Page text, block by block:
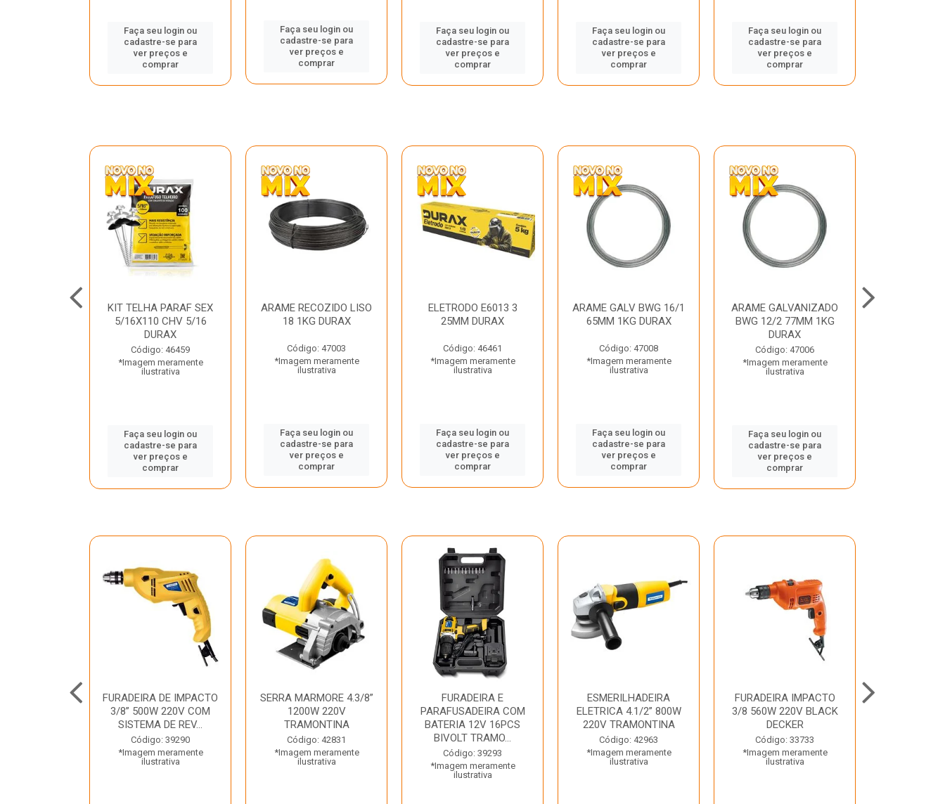
Faça seu login ou
cadastre-se para
ver preços e
comprar
Faça seu login ou
cadastre-se para
ver preços e
comprar
Faça seu login ou
cadastre-se para
ver preços e
comprar
Faça seu login ou
cadastre-se para
ver preços e
comprar
Faça seu login ou
cadastre-se para
ver preços e
comprar
KIT TELHA PARAF SEX
5/16X110 CHV 5/16
DURAX
Código: 46459
*Imagem meramente
ilustrativa
Faça seu login ou
cadastre-se para
ver preços e
comprar
ARAME RECOZIDO LISO
18 1KG DURAX
Código: 47003
*Imagem meramente
ilustrativa
Faça seu login ou
cadastre-se para
ver preços e
comprar
ELETRODO E6013 3
25MM DURAX
Código: 46461
*Imagem meramente
ilustrativa
Faça seu login ou
cadastre-se para
ver preços e
comprar
ARAME GALV BWG 16/1
65MM 1KG DURAX
Código: 47008
*Imagem meramente
ilustrativa
Faça seu login ou
cadastre-se para
ver preços e
comprar
ARAME GALVANIZADO
BWG 12/2 77MM 1KG
DURAX
Código: 47006
*Imagem meramente
ilustrativa
Faça seu login ou
cadastre-se para
ver preços e
comprar
FURADEIRA DE IMPACTO
3/8” 500W 220V COM
SISTEMA DE REV...
Código: 39290
*Imagem meramente
ilustrativa
SERRA MARMORE 4.3/8”
1200W 220V
TRAMONTINA
Código: 42831
*Imagem meramente
ilustrativa
FURADEIRA E
PARAFUSADEIRA COM
BATERIA 12V 16PCS
BIVOLT TRAMO...
Código: 39293
*Imagem meramente
ilustrativa
ESMERILHADEIRA
ELETRICA 4.1/2” 800W
220V TRAMONTINA
Código: 42963
*Imagem meramente
ilustrativa
FURADEIRA IMPACTO
3/8 560W 220V BLACK
DECKER
Código: 33733
*Imagem meramente
ilustrativa